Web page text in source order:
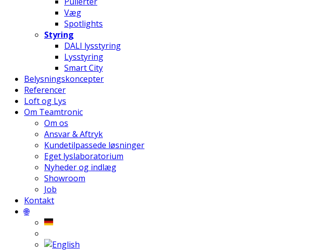
Væg
Spotlights
Styring
DALI lysstyring
Lysstyring
Smart City
Belysningskoncepter
Referencer
Loft og Lys
Om Teamtronic
Om os
Ansvar & Aftryk
Kundetilpassede løsninger
Eget lyslaboratorium
Nyheder og indlæg
Showroom
Job
Kontakt
🌐